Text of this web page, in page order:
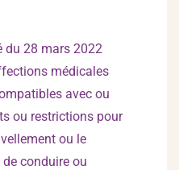
du 28 mars 2022
médicales
avec ou
ou restrictions pour
ou le
conduire ou